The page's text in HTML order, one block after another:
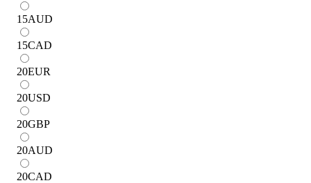
15AUD
15CAD
20EUR
20USD
20GBP
20AUD
20CAD